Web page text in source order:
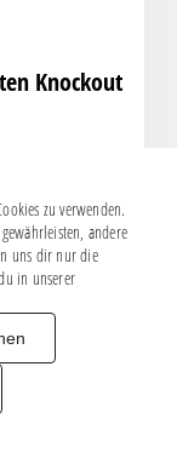
Knockout
zu verwenden.
andere
uns dir nur die
in unserer